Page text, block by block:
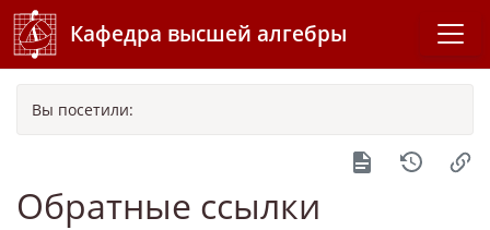
Кафедра высшей алгебры
Вы посетили:
Обратные ссылки